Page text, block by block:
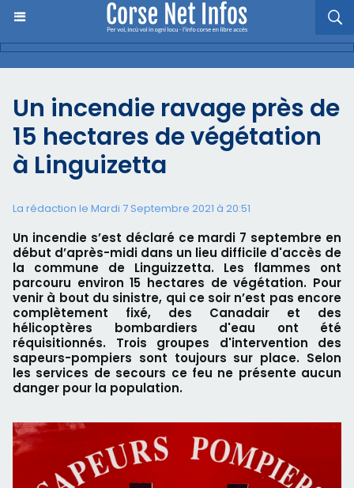
Un incendie ravage près de
15 hectares de végétation
à Linguizetta
La rédaction le Mardi 7 Septembre 2021 à 20:51
Un incendie s’est déclaré ce mardi 7 septembre en
début d’après-midi dans un lieu difficile d'accès de
la commune de Linguizzetta. Les flammes ont
parcouru environ 15 hectares de végétation. Pour
venir à bout du sinistre, qui ce soir n’est pas encore
complètement fixé, des Canadair et des
hélicoptères bombardiers d'eau ont été
réquisitionnés. Trois groupes d'intervention des
sapeurs-pompiers sont toujours sur place. Selon
les services de secours ce feu ne présente aucun
danger pour la population.